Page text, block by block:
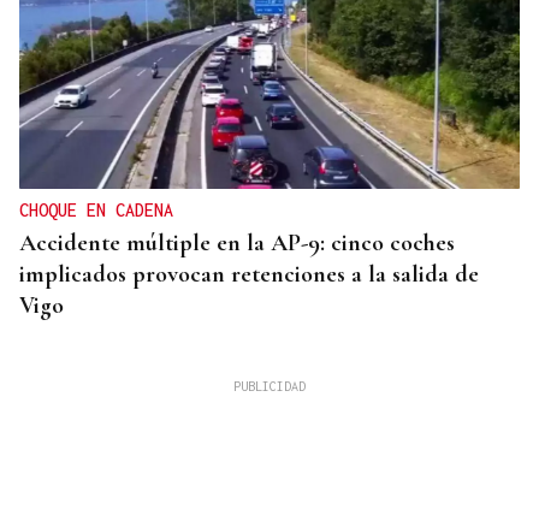
CHOQUE EN CADENA
Accidente múltiple en la AP-9: cinco coches
implicados provocan retenciones a la salida de
Vigo